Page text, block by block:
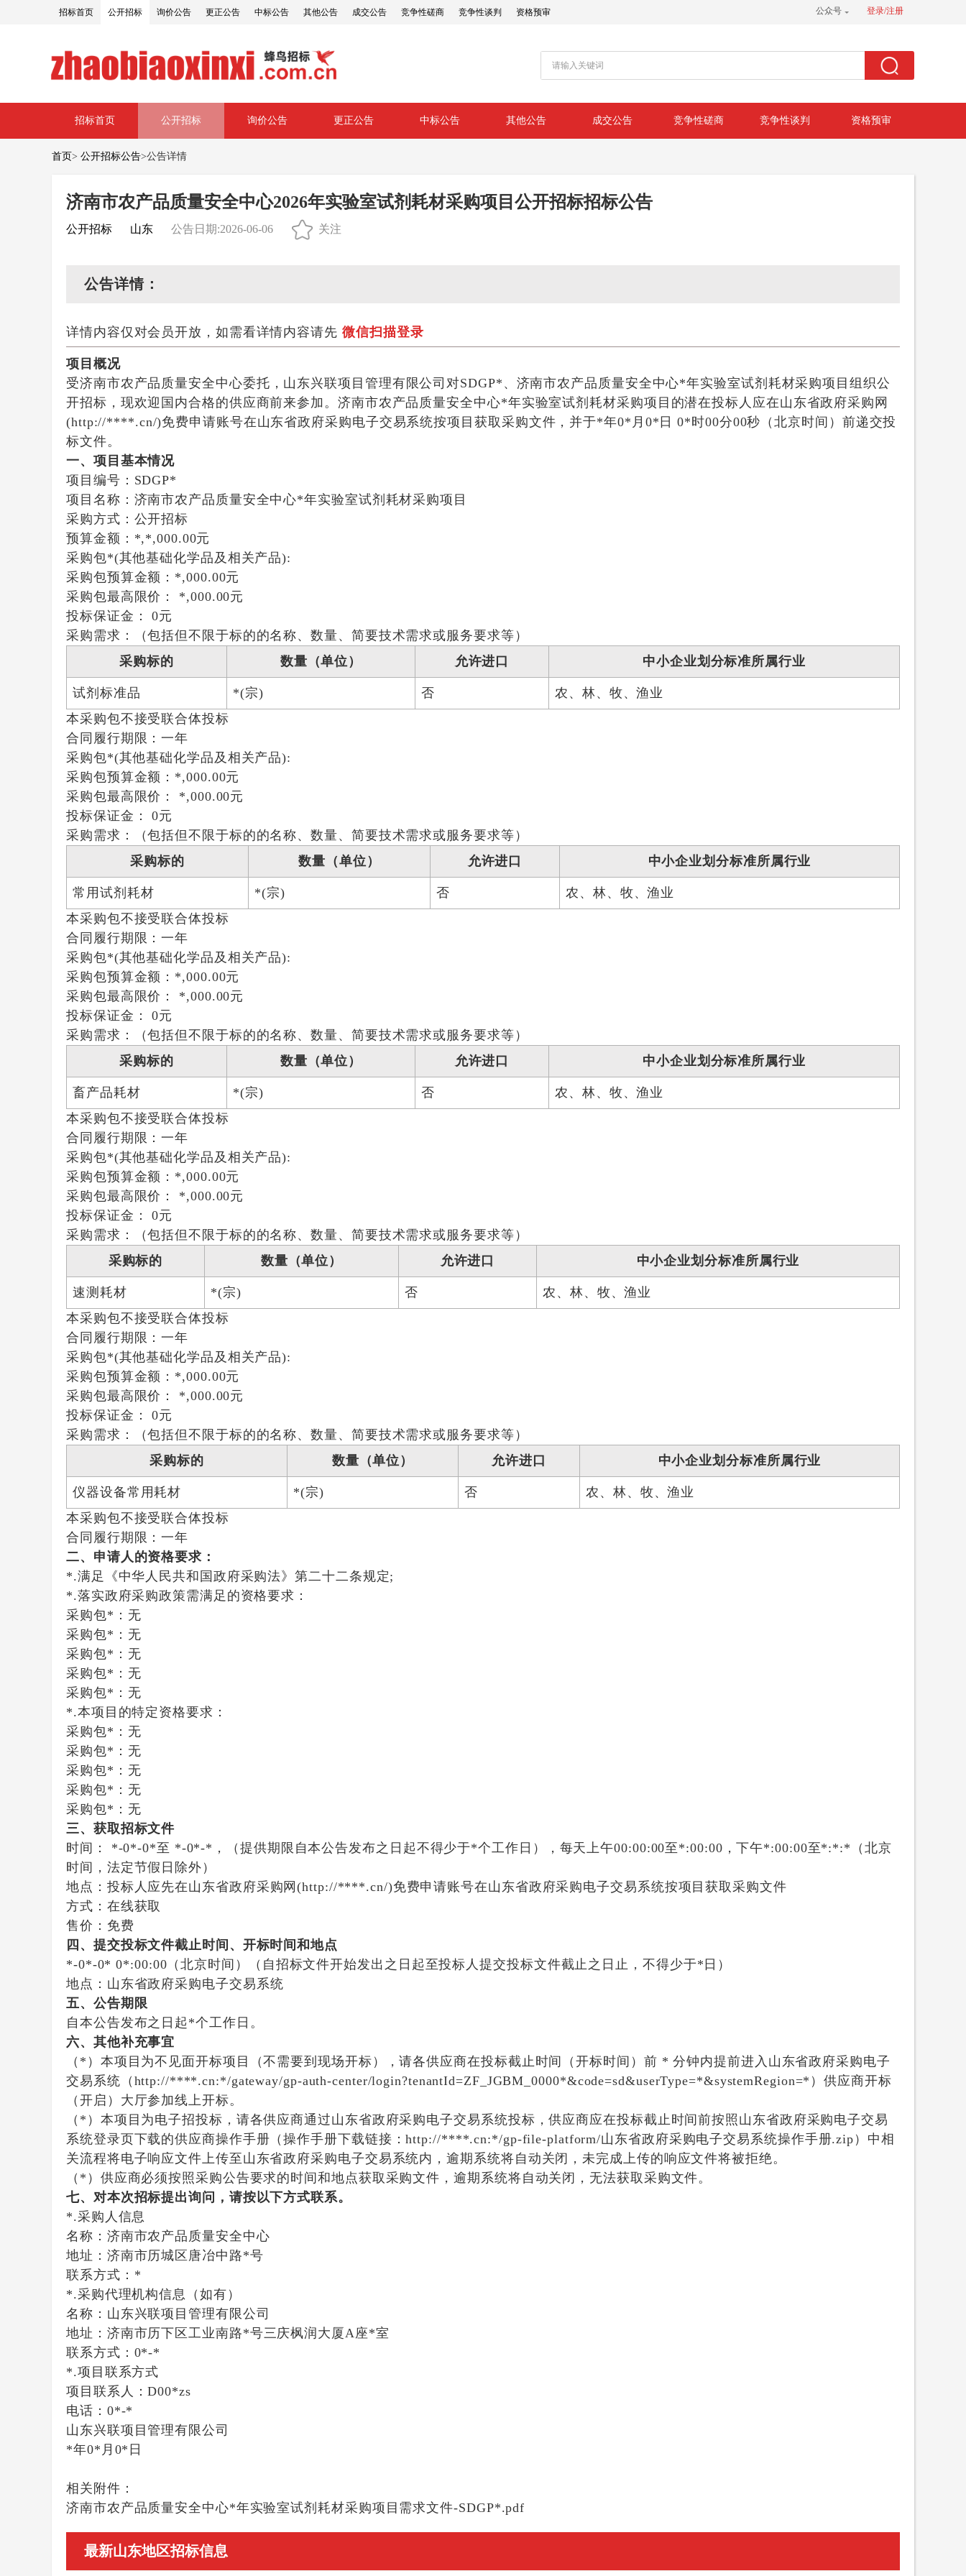
招标首页 公开招标 询价公告 更正公告 中标公告 其他公告 成交公告 竞争性磋商 竞争性谈判 资格预审 公众号 登录/注册
招标首页 公开招标 询价公告 更正公告 中标公告 其他公告 成交公告 竞争性磋商 竞争性谈判 资格预审
首页> 公开招标公告>公告详情
济南市农产品质量安全中心2026年实验室试剂耗材采购项目公开招标招标公告
公开招标 山东 公告日期:2026-06-06 关注
公告详情：
详情内容仅对会员开放，如需看详情内容请先 微信扫描登录
项目概况
受济南市农产品质量安全中心委托， 山东兴联项目管理有限公司对SDGP*、济南市农产品质量安全中心*年实验室试剂耗材采购项目组织公
开招标，现欢迎国内合格的供应商前来参加。济南市农产品质量安全中心*年实验室试剂耗材采购项目的潜在投标人应在山东省政府采购网
(http://****.cn/)免费申请账号在山东省政府采购电子交易系统按项目获取采购文件，并于*年0*月0*日 0*时00分00秒 （北京时间）前递交投
标文件。
一、项目基本情况
项目编号：SDGP*
项目名称：济南市农产品质量安全中心*年实验室试剂耗材采购项目
采购方式：公开招标
预算金额：*,*,000.00元
采购包*(其他基础化学品及相关产品):
采购包预算金额： *,000.00元
采购包最高限价： *,000.00元
投标保证金：
0元
采购需求：（包括但不限于标的的名称、数量、简要技术需求或服务要求等）
采购标的
数量（单位） 允许进口 中小企业划分标准所属行业
试剂标准品 *(宗) 否
农、林、牧、渔业
本采购包不接受联合体投标
合同履行期限：一年
采购包*(其他基础化学品及相关产品):
采购包预算金额： *,000.00元
采购包最高限价： *,000.00元
投标保证金：
0元
采购需求：（包括但不限于标的的名称、数量、简要技术需求或服务要求等）
采购标的
数量（单位） 允许进口 中小企业划分标准所属行业
常用试剂耗材 *(宗) 否
农、林、牧、渔业
本采购包不接受联合体投标
合同履行期限：一年
采购包*(其他基础化学品及相关产品):
采购包预算金额： *,000.00元
采购包最高限价： *,000.00元
投标保证金：
0元
采购需求：（包括但不限于标的的名称、数量、简要技术需求或服务要求等）
采购标的
数量（单位） 允许进口 中小企业划分标准所属行业
畜产品耗材 *(宗) 否
农、林、牧、渔业
本采购包不接受联合体投标
合同履行期限：一年
采购包*(其他基础化学品及相关产品):
采购包预算金额： *,000.00元
采购包最高限价： *,000.00元
投标保证金：
0元
采购需求：（包括但不限于标的的名称、数量、简要技术需求或服务要求等）
采购标的
数量（单位） 允许进口 中小企业划分标准所属行业
速测耗材 *(宗) 否
农、林、牧、渔业
本采购包不接受联合体投标
合同履行期限：一年
采购包*(其他基础化学品及相关产品):
采购包预算金额： *,000.00元
采购包最高限价： *,000.00元
投标保证金：
0元
采购需求：（包括但不限于标的的名称、数量、简要技术需求或服务要求等）
采购标的
数量（单位） 允许进口 中小企业划分标准所属行业
仪器设备常用耗材 *(宗) 否
农、林、牧、渔业
本采购包不接受联合体投标
合同履行期限：一年
二、申请人的资格要求：
*.满足《中华人民共和国政府采购法》第二十二条规定;
*.落实政府采购政策需满足的资格要求：
采购包*：无
采购包*：无
采购包*：无
采购包*：无
采购包*：无
*.本项目的特定资格要求：
采购包*：无
采购包*：无
采购包*：无
采购包*：无
采购包*：无
三、获取招标文件
时间：
*-0*-0*至 *-0*-* ，（提供期限自本公告发布之日起不得少于*个工作日），每天上午00:00:00至*:00:00 ，下午*:00:00至*:*:* （北京
时间，法定节假日除外）
地点： 投标人应先在山东省政府采购网(http://****.cn/)免费申请账号在山东省政府采购电子交易系统按项目获取采购文件
方式： 在线获取
售价：免费
四、提交投标文件截止时间、开标时间和地点
*-0*-0* 0*:00:00 （北京时间）（自招标文件开始发出之日起至投标人提交投标文件截止之日止，不得少于*日）
地点： 山东省政府采购电子交易系统
五、公告期限
自本公告发布之日起 *个工作日。
六、其他补充事宜
（*）本项目为不见面开标项目（不需要到现场开标），请各供应商在投标截止时间（开标时间）前 * 分钟内提前进入山东省政府采购电子
交易系统（http://****.cn:*/gateway/gp-auth-center/login?tenantId=ZF_JGBM_0000*&code=sd&userType=*&systemRegion=*）供应商开标
（开启）大厅参加线上开标。
（*）本项目为电子招投标，请各供应商通过山东省政府采购电子交易系统投标，供应商应在投标截止时间前按照山东省政府采购电子交易
系统登录页下载的供应商操作手册（操作手册下载链接：http://****.cn:*/gp-file-platform/山东省政府采购电子交易系统操作手册.zip）中相
关流程将电子响应文件上传至山东省政府采购电子交易系统内，逾期系统将自动关闭，未完成上传的响应文件将被拒绝。
（*）供应商必须按照采购公告要求的时间和地点获取采购文件，逾期系统将自动关闭，无法获取采购文件。
七、对本次招标提出询问，请按以下方式联系。
*.采购人信息
名称： 济南市农产品质量安全中心
地址： 济南市历城区唐冶中路*号
联系方式： *
*.采购代理机构信息（如有）
名称： 山东兴联项目管理有限公司
地址： 济南市历下区工业南路*号三庆枫润大厦A座*室
联系方式： 0*-*
*.项目联系方式
项目联系人：D00*zs
电话： 0*-*
山东兴联项目管理有限公司
*年0*月0*日
相关附件：
济南市农产品质量安全中心*年实验室试剂耗材采购项目需求文件-SDGP*.pdf
最新山东地区招标信息